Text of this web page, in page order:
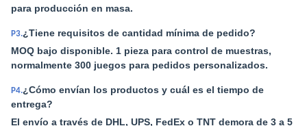
para producción en masa.
P3.¿Tiene requisitos de cantidad mínima de pedido?
MOQ bajo disponible. 1 pieza para control de muestras,
normalmente 300 juegos para pedidos personalizados.
P4.¿Cómo envían los productos y cuál es el tiempo de
entrega?
El envío a través de DHL, UPS, FedEx o TNT demora de 3 a 5